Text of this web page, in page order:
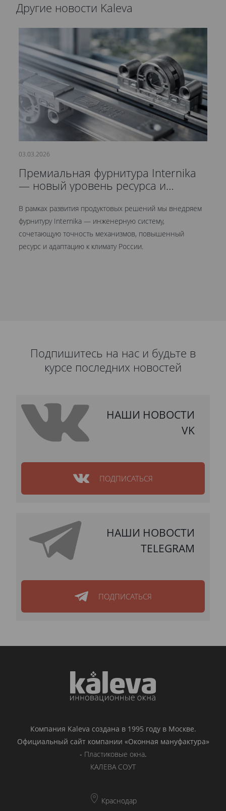
Другие новости Kaleva
03.03.2026
Премиальная фурнитура Internika
— новый уровень ресурса и
В рамках развития продуктовых решений мы внедряем
фурнитуру Internika — инженерную систему,
сочетающую точность механизмов, повышенный
ресурс и адаптацию к климату России.
Подпишитесь на нас и будьте в
курсе последних новостей
НАШИ НОВОСТИ
VK
ПОДПИСАТЬСЯ
НАШИ НОВОСТИ
TELEGRAM
ПОДПИСАТЬСЯ
Компания Kaleva создана в 1995 году в Москве.
Официальный сайт компании «Оконная мануфактура»
- Пластиковые окна.
КАЛЕВА СОУТ
Краснодар